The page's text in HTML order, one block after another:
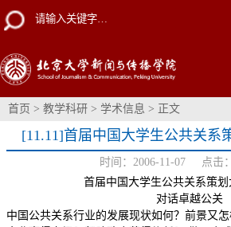
首页 > 教学科研 > 学术信息 > 正文
[11.11]首届中国大学生公共关系
时间：2006-11-07 点击：
首届中国大学生公共关系策
对话卓越公关
中国公共关系行业的发展现状如何？前景又